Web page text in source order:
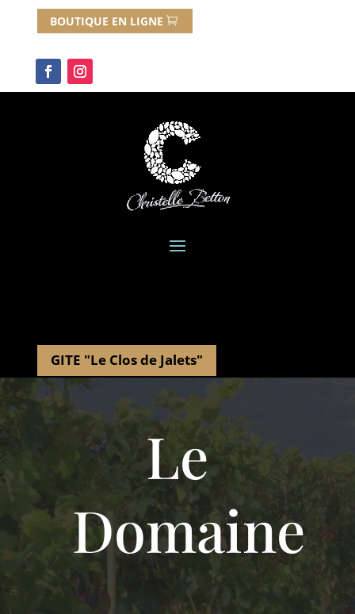
BOUTIQUE EN LIGNE
GITE "Le Clos de Jalets"
Le
Domaine